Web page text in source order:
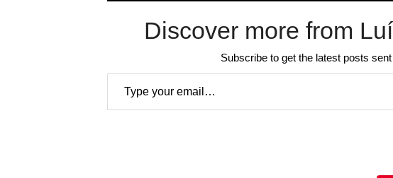
Discover more from
Subscribe to get the latest posts
Type your email…